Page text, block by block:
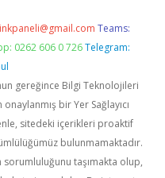
Teams:
0262 606 0 726 Telegram:
gereğince Bilgi Teknolojileri
bir Yer Sağlayıcı
sitedeki içerikleri proaktif
bulunmamaktadır.
sorumluluğunu taşımakta olup,